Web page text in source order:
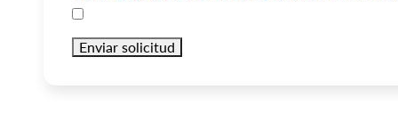
Enviar solicitud